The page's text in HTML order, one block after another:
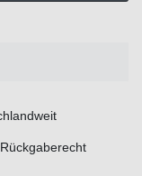
Rückgaberecht